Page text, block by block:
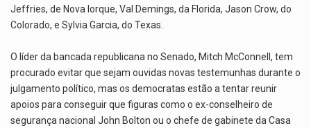
Jeffries, de Nova Iorque, Val Demings, da Florida, Jason Crow, do
Colorado, e Sylvia Garcia, do Texas.
O líder da bancada republicana no Senado, Mitch McConnell, tem
procurado evitar que sejam ouvidas novas testemunhas durante o
julgamento político, mas os democratas estão a tentar reunir
apoios para conseguir que figuras como o ex-conselheiro de
segurança nacional John Bolton ou o chefe de gabinete da Casa